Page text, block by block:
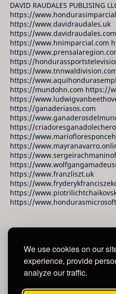
We use cookies on our
experience, provide
analyze our traffic.
DAVID RAUDALES PUBLISING
https://
https://www.davidraudales.uk
https://www.davidraudales.com
https://www.hnimparcial.com
https://
https://
https://
https://
https://mundohn.com https://
https://
https://ganaderiasos.com
https://
https://
https://
https://
https://
https://
https://www.franzliszt.uk
https://
https://
https://
David Raudales
Salvador.